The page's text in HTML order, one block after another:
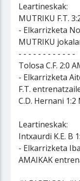
Leartineskak:
MUTRIKU F.T.
- Elkarrizketa
MUTRIKU
- - - - - - - - - - - -
Tolosa C.F. 2:0
- Elkarrizketa
F.T.
C.D. Hernani 1:2
Leartineskak:
Intxaurdi K.E. B
- Elkarrizketa
AMAIKAK